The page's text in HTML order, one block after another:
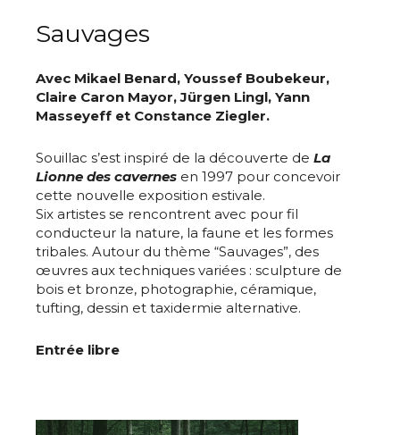
Sauvages
Avec Mikael Benard, Youssef Boubekeur,
Claire Caron Mayor, Jürgen Lingl, Yann
Masseyeff et Constance Ziegler.
Souillac s’est inspiré de la découverte de La
Lionne des cavernes en 1997 pour concevoir
cette nouvelle exposition estivale.
Six artistes se rencontrent avec pour fil
conducteur la nature, la faune et les formes
tribales. Autour du thème “Sauvages”, des
œuvres aux techniques variées : sculpture de
bois et bronze, photographie, céramique,
tufting, dessin et taxidermie alternative.
Entrée libre